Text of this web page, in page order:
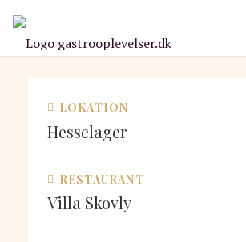
LOKATION
Hesselager
RESTAURANT
Villa Skovly